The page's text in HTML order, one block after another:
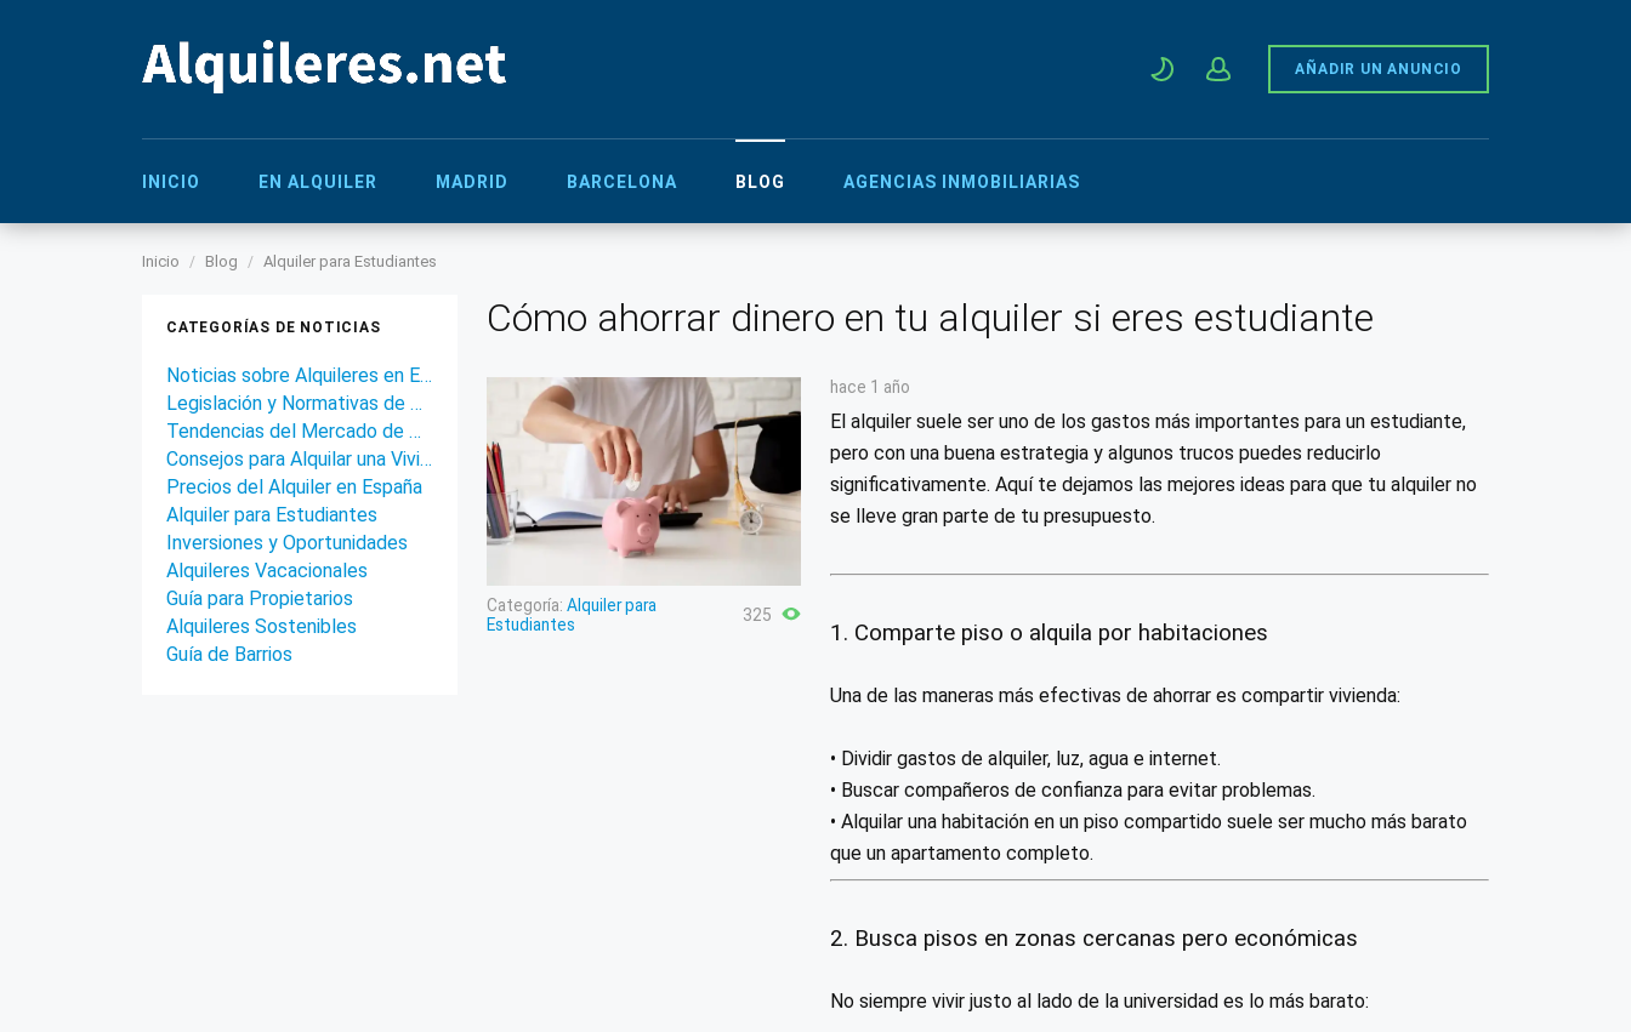
AÑADIR UN ANUNCIO
INICIO EN ALQUILER MADRID BARCELONA BLOG AGENCIAS INMOBILIARIAS
Inicio Blog Alquiler para Estudiantes
CATEGORÍAS DE NOTICIAS
Noticias sobre Alquileres en España
Legislación y Normativas de Alquiler
Tendencias del Mercado de Alquiler
Consejos para Alquilar una Vivienda
Precios del Alquiler en España
Alquiler para Estudiantes
Inversiones y Oportunidades
Alquileres Vacacionales
Guía para Propietarios
Alquileres Sostenibles
Guía de Barrios
Cómo ahorrar dinero en tu alquiler si eres estudiante
Categoría: Alquiler para
Estudiantes
325
hace 1 año
El alquiler suele ser uno de los gastos más importantes para un estudiante,
pero con una buena estrategia y algunos trucos puedes reducirlo
significativamente. Aquí te dejamos las mejores ideas para que tu alquiler no
se lleve gran parte de tu presupuesto.
1. Comparte piso o alquila por habitaciones
Una de las maneras más efectivas de ahorrar es compartir vivienda:
• Dividir gastos de alquiler, luz, agua e internet.
• Buscar compañeros de confianza para evitar problemas.
• Alquilar una habitación en un piso compartido suele ser mucho más barato
que un apartamento completo.
2. Busca pisos en zonas cercanas pero económicas
No siempre vivir justo al lado de la universidad es lo más barato: